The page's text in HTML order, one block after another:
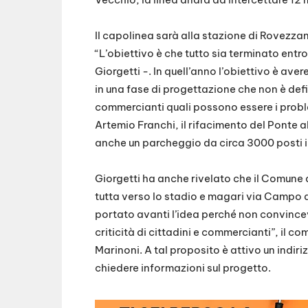
Il capolinea sarà alla stazione di
“L’obiettivo è che tutto sia terminato
Giorgetti -. In quell’anno l’obiettivo è
in una fase di progettazione che non è
commercianti quali possono essere i
Artemio Franchi, il rifacimento del Ponte
anche un parcheggio da circa 3000 posti
Giorgetti ha anche rivelato che il
tutta verso lo stadio e magari via Campo
portato avanti l’idea perché non
criticità di cittadini e commercianti”, il
Marinoni. A tal proposito è attivo un
chiedere informazioni sul progetto.